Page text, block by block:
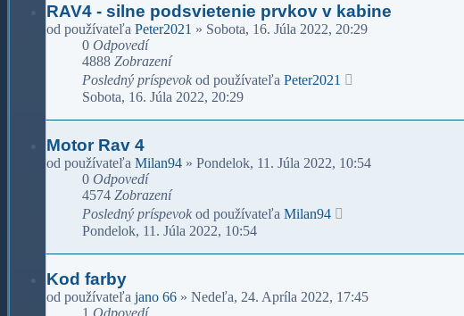
RAV4 - silne podsvietenie prvkov v kabine
od používateľa Peter2021 » Sobota, 16. Júla 2022, 20:29
0 Odpovedí
4888 Zobrazení
Posledný príspevok od používateľa Peter2021
Sobota, 16. Júla 2022, 20:29
Motor Rav 4
od používateľa Milan94 » Pondelok, 11. Júla 2022, 10:54
0 Odpovedí
4574 Zobrazení
Posledný príspevok od používateľa Milan94
Pondelok, 11. Júla 2022, 10:54
Kod farby
od používateľa jano 66 » Nedeľa, 24. Apríla 2022, 17:45
1 Odpovedí